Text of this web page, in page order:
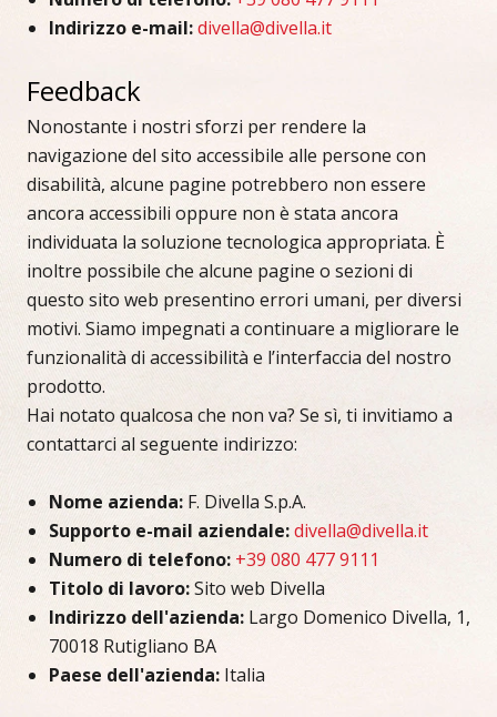
Indirizzo e-mail:divella@divella.it
Feedback
Nonostante i nostri sforzi per rendere la
navigazione del sito accessibile alle persone con
disabilità, alcune pagine potrebbero non essere
ancora accessibili oppure non è stata ancora
individuata la soluzione tecnologica appropriata. È
inoltre possibile che alcune pagine o sezioni di
questo sito web presentino errori umani, per diversi
motivi. Siamo impegnati a continuare a migliorare le
funzionalità di accessibilità e l’interfaccia del nostro
prodotto.
Hai notato qualcosa che non va? Se sì, ti invitiamo a
contattarci al seguente indirizzo:
Nome azienda: F. Divella S.p.A.
Supporto e-mail aziendale:divella@divella.it
Numero di telefono: +39 080 477 9111
Titolo di lavoro:Sito web Divella
Indirizzo dell'azienda: Largo Domenico Divella, 1,
70018 Rutigliano BA
Paese dell'azienda: Italia